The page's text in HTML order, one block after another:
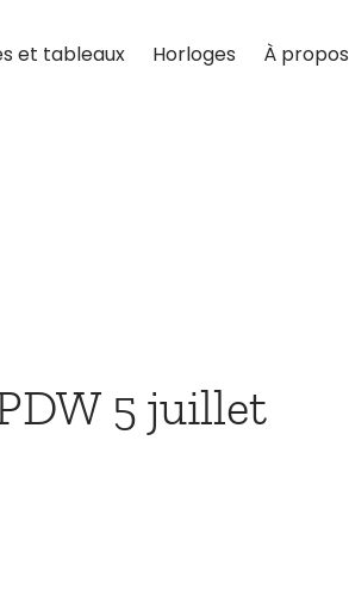
et tableaux Horloges À propos
5 juillet